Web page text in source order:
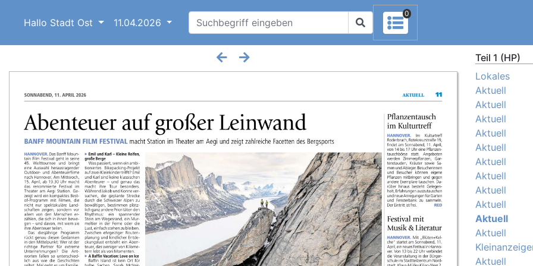
Hallo Stadt Ost 11.04.2026
0
Teil 1 (HP)
Lokales
Aktuell
Aktuell
Aktuell
Aktuell
Aktuell
Aktuell
Aktuell
Aktuell
Aktuell
Aktuell
Aktuell
Aktuell